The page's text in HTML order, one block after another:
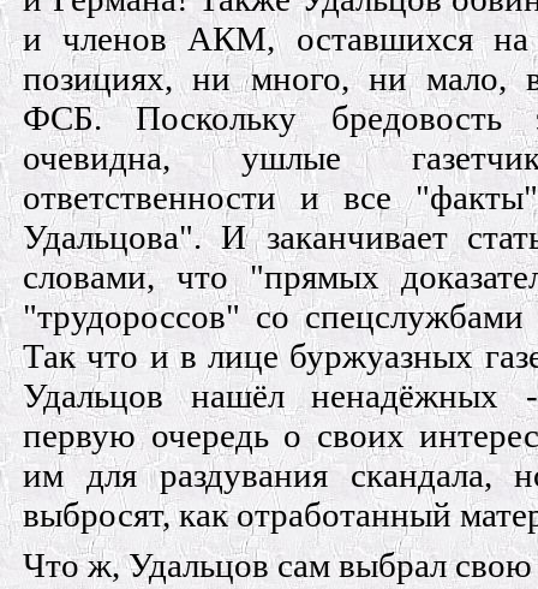
и членов АКМ, оставшихся на
позициях, ни много, ни мало,
ФСБ. Поскольку бредовость
очевидна, ушлые
ответственности и все
Удальцова". И заканчивает
словами, что "прямых
"трудороссов" со
Так что и в лице буржуазных
Удальцов нашёл ненадёжных
первую очередь о своих
им для раздувания скандала,
выбросят, как отработанный
Что ж, Удальцов сам выбрал свою